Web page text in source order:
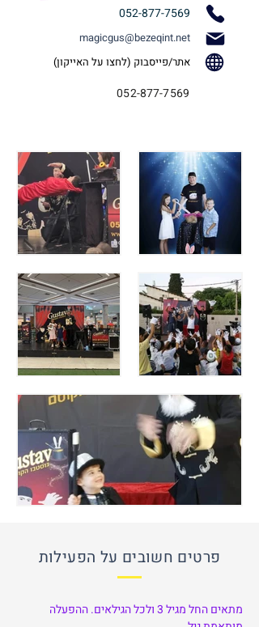
052-877-7569
magicgus@bezeqint.net
אתר/פייסבוק (לחצו על האייקון)
052-877-7569
פרטים חשובים על הפעילות
מתאים החל מגיל 3 ולכל הגילאים. ההפעלה